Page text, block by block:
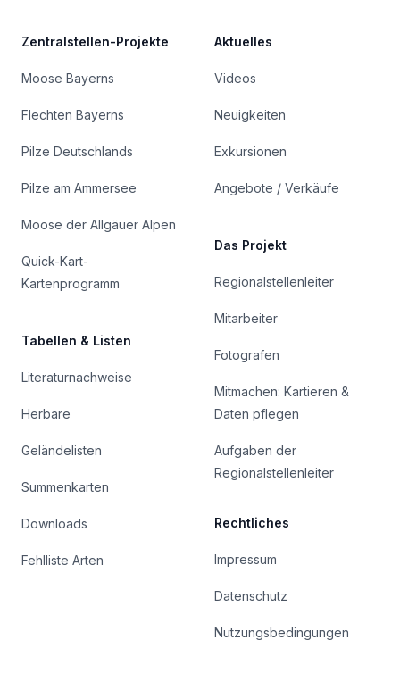
Zentralstellen-Projekte
Moose Bayerns
Flechten Bayerns
Pilze Deutschlands
Pilze am Ammersee
Moose der Allgäuer Alpen
Quick-Kart-
Kartenprogramm
Tabellen & Listen
Literaturnachweise
Herbare
Geländelisten
Summenkarten
Downloads
Fehlliste Arten
Aktuelles
Videos
Neuigkeiten
Exkursionen
Angebote / Verkäufe
Das Projekt
Regionalstellenleiter
Mitarbeiter
Fotografen
Mitmachen: Kartieren &
Daten pflegen
Aufgaben der
Regionalstellenleiter
Rechtliches
Impressum
Datenschutz
Nutzungsbedingungen